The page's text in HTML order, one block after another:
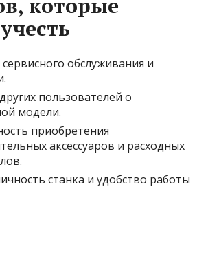
которые
обслуживания и
пользователей о
модели.
приобретения
аксессуаров и расходных
станка и удобство работы